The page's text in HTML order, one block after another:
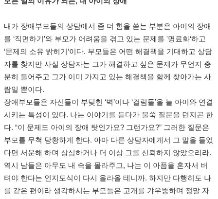
내가 장애부모들의 상담에서 좀 더 힘을 쏟는 부분은 아이의 장애
를 ‘직면하기’와 부모가 어려움을 겪고 있는 문제를 '명료화‘하고
‘문제의 소유 밝히기’이다. 부모들은 어떤 해결책을 기대하고 상담
자를 찾지만 사실 상담자는 그가 해결하고 싶은 문제가 무언지 충
분히 들어주고 그가 이미 가지고 있는 해결책을 함께 찾아가는 사
람일 뿐이다.
장애부모들은 자신들이 부딪힌 ‘벽’이나 ‘걸림돌’을 늘 아이와 연결
시키는 특성이 있다. 나는 이야기를 듣다가 불쑥 질문을 던지곤 한
다. “이 문제도 아이의 장애 탓인가요? 그런가요?” 그러한 질문은
부모를 무척 당황하게 한다. 아마 다른 상담자에게서 그 말을 들었
다면 서운해 하며 상심하거나 더 이상 그를 신뢰하지 않았으리라.
역시 남들은 아무도 내 속을 몰라주고, 나는 이 아픔을 혼자서 버
텨야 한다는 인지도식이 다시 올라올 테니까. 하지만 다행히도 나
를 같은 편이라 생각하시는 부모들은 고개를 갸우뚱하며 정말 자